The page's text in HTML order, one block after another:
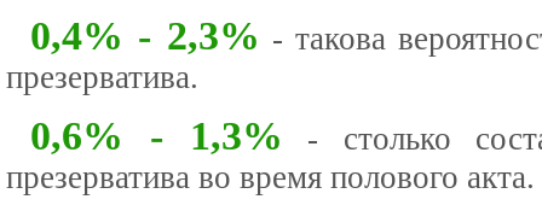
0,4% - 2,3% - такова
презерватива.
0,6% - 1,3%
- столько
презерватива во время полового акта.